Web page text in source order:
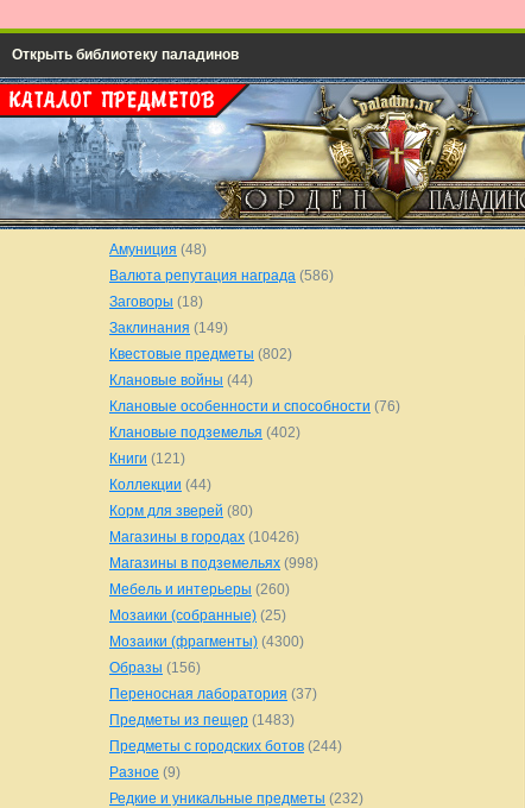
Открыть библиотеку паладинов
Амуниция (48)
Валюта репутация награда (586)
Заговоры (18)
Заклинания (149)
Квестовые предметы (802)
Клановые войны (44)
Клановые особенности и способности (76)
Клановые подземелья (402)
Книги (121)
Коллекции (44)
Корм для зверей (80)
Магазины в городах (10426)
Магазины в подземельях (998)
Мебель и интерьеры (260)
Мозаики (собранные) (25)
Мозаики (фрагменты) (4300)
Образы (156)
Переносная лаборатория (37)
Предметы из пещер (1483)
Предметы с городских ботов (244)
Разное (9)
Редкие и уникальные предметы (232)